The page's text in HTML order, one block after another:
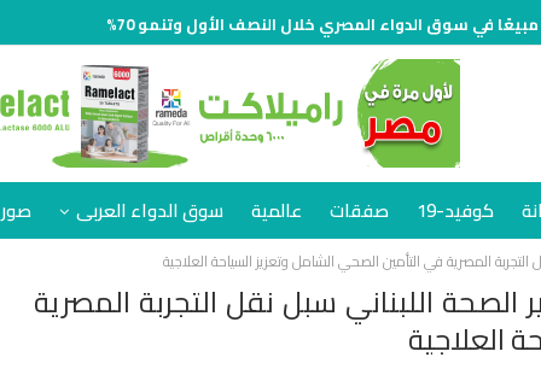
كوفيد-19 صفقات عالمية سوق الدواء العربى
المصرية في التأمين الصحي الشامل وتعزيز السياحة العلاجية
اللبناني سبل نقل التجربة المصرية
العلاجية